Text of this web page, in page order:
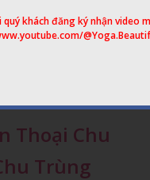
quý khách đăng ký nhận video
A Man (Tào
Thoại Chu
Trùng